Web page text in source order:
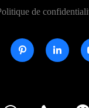
de
 